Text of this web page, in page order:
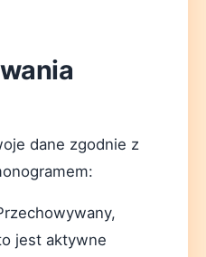
dane zgodnie z
jest aktywne